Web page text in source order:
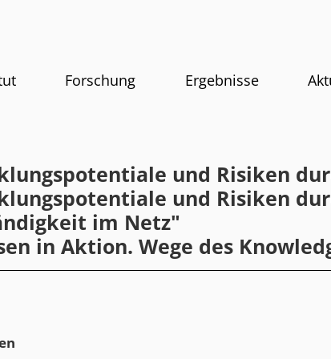
Forschung Ergebnisse
und Risiken
und Risiken
im Netz"
in Aktion. Wege des